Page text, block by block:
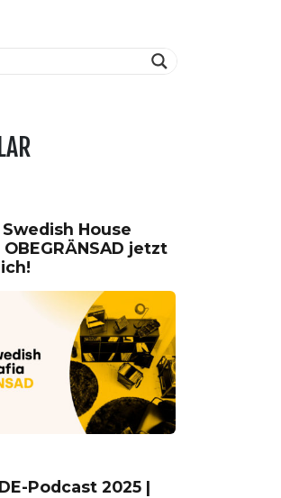
Swedish House
OBEGRÄNSAD jetzt
Podcast 2025 |